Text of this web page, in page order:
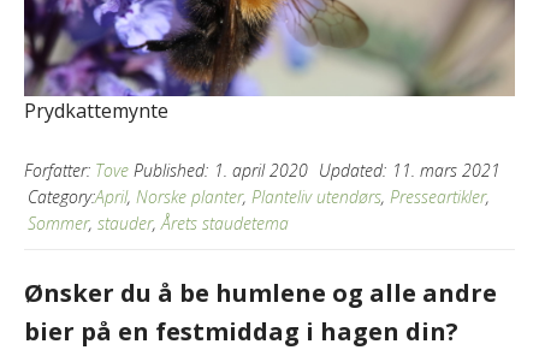
Prydkattemynte
Forfatter: Tove Published: 1. april 2020 Updated: 11. mars 2021
Category:April, Norske planter, Planteliv utendørs, Presseartikler,
Sommer, stauder,Årets staudetema
Ønsker du å be humlene og alle andre
bier på en festmiddag i hagen din?